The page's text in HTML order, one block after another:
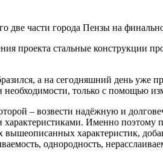
две части города Пензы на
проекта стальные конструкции
а на сегодняшний день
только с помощью
– возвести надёжную и
Именно
характеристик,
однородность,